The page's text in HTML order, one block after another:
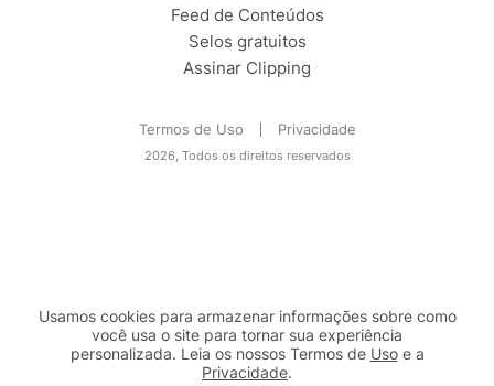
Feed de Conteúdos
Selos gratuitos
Assinar Clipping
Termos de Uso Privacidade
2026, Todos os direitos reservados
Usamos cookies para armazenar informações sobre como
você usa o site para tornar sua experiência
personalizada. Leia os nossos Termos de Usoe a
Privacidade.